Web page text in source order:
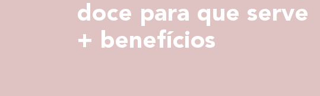
doce para que serve
+ benefícios